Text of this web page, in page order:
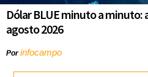
Dólar BLUE minuto a minuto:
agosto 2026
Porinfocampo